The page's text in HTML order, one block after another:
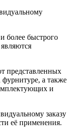
более быстрого
представленных
фурнитуре, а также
и
заказу
её применения.